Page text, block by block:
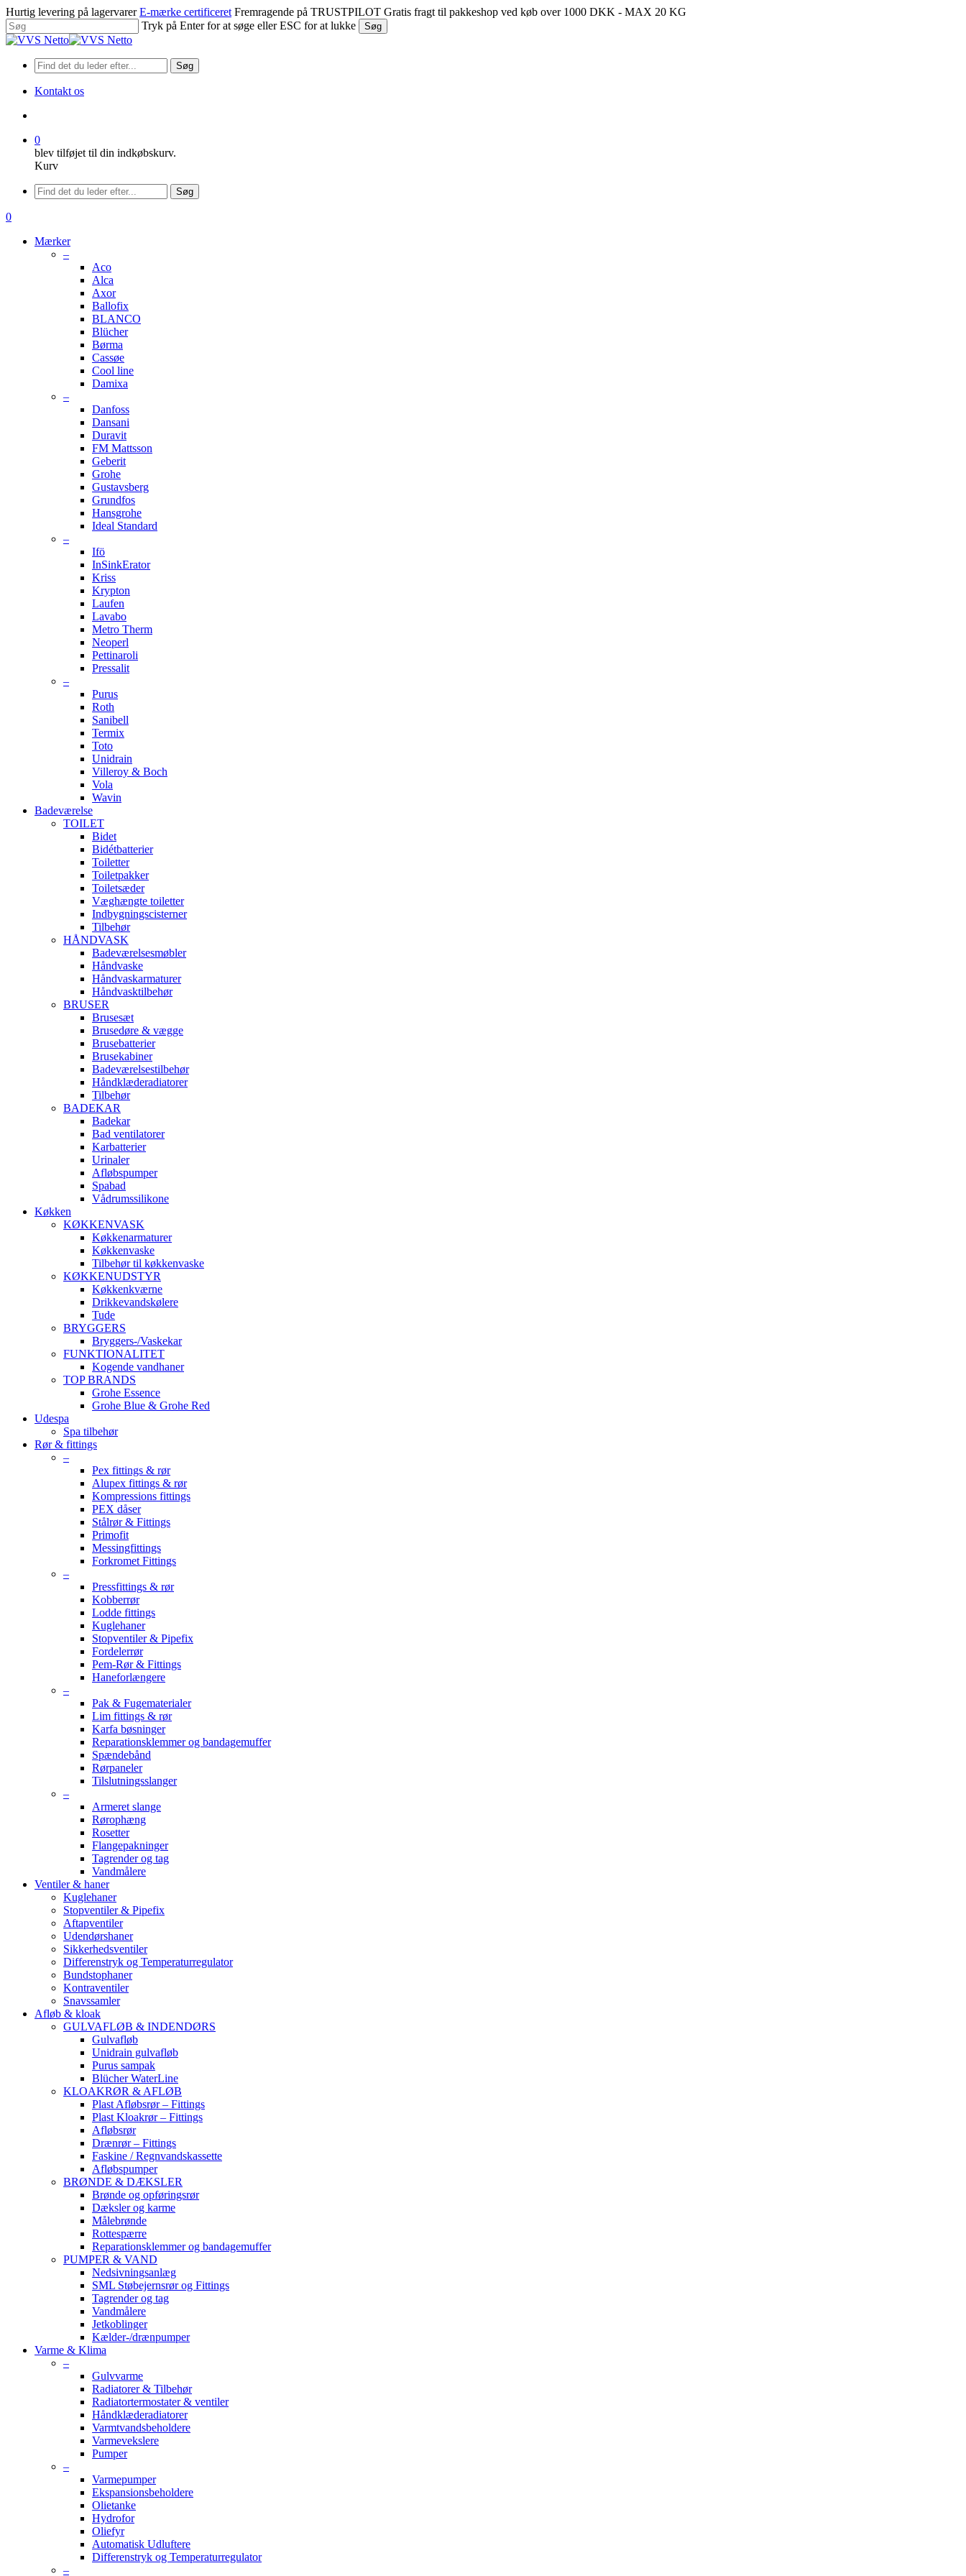
Spring
til
hovedindhold
Hurtig levering på lagervarer E-mærke certificeret Fremragende på TRUSTPILOT Gratis fragt til pakkeshop ved køb over 1000 DKK - MAX 20 KG
Tryk på Enter for at søge eller ESC for at lukke
Søg
Luk
Søg
Kontakt os
0
blev tilføjet til din indkøbskurv.
Kurv
Menu
Søg
søge
0
Mærker
–
Aco
Alca
Axor
Ballofix
BLANCO
Blücher
Børma
Cassøe
Cool line
Damixa
–
Danfoss
Dansani
Duravit
FM Mattsson
Geberit
Grohe
Gustavsberg
Grundfos
Hansgrohe
Ideal Standard
–
Ifö
InSinkErator
Kriss
Krypton
Laufen
Lavabo
Metro Therm
Neoperl
Pettinaroli
Pressalit
–
Purus
Roth
Sanibell
Termix
Toto
Unidrain
Villeroy & Boch
Vola
Wavin
Badeværelse
TOILET
Bidet
Bidétbatterier
Toiletter
Toiletpakker
Toiletsæder
Væghængte toiletter
Indbygningscisterner
Tilbehør
HÅNDVASK
Badeværelsesmøbler
Håndvaske
Håndvaskarmaturer
Håndvasktilbehør
BRUSER
Brusesæt
Brusedøre & vægge
Brusebatterier
Brusekabiner
Badeværelsestilbehør
Håndklæderadiatorer
Tilbehør
BADEKAR
Badekar
Bad ventilatorer
Karbatterier
Urinaler
Afløbspumper
Spabad
Vådrumssilikone
Køkken
KØKKENVASK
Køkkenarmaturer
Køkkenvaske
Tilbehør til køkkenvaske
KØKKENUDSTYR
Køkkenkværne
Drikkevandskølere
Tude
BRYGGERS
Bryggers-/Vaskekar
FUNKTIONALITET
Kogende vandhaner
TOP BRANDS
Grohe Essence
Grohe Blue & Grohe Red
Udespa
Spa tilbehør
Rør & fittings
–
Pex fittings & rør
Alupex fittings & rør
Kompressions fittings
PEX dåser
Stålrør & Fittings
Primofit
Messingfittings
Forkromet Fittings
–
Pressfittings & rør
Kobberrør
Lodde fittings
Kuglehaner
Stopventiler & Pipefix
Fordelerrør
Pem-Rør & Fittings
Haneforlængere
–
Pak & Fugematerialer
Lim fittings & rør
Karfa bøsninger
Reparationsklemmer og bandagemuffer
Spændebånd
Rørpaneler
Tilslutningsslanger
–
Armeret slange
Rørophæng
Rosetter
Flangepakninger
Tagrender og tag
Vandmålere
Ventiler & haner
Kuglehaner
Stopventiler & Pipefix
Aftapventiler
Udendørshaner
Sikkerhedsventiler
Differenstryk og Temperaturregulator
Bundstophaner
Kontraventiler
Snavssamler
Afløb & kloak
GULVAFLØB & INDENDØRS
Gulvafløb
Unidrain gulvafløb
Purus sampak
Blücher WaterLine
KLOAKRØR & AFLØB
Plast Afløbsrør – Fittings
Plast Kloakrør – Fittings
Afløbsrør
Drænrør – Fittings
Faskine / Regnvandskassette
Afløbspumper
BRØNDE & DÆKSLER
Brønde og opføringsrør
Dæksler og karme
Målebrønde
Rottespærre
Reparationsklemmer og bandagemuffer
PUMPER & VAND
Nedsivningsanlæg
SML Støbejernsrør og Fittings
Tagrender og tag
Vandmålere
Jetkoblinger
Kælder-/drænpumper
Varme & Klima
–
Gulvvarme
Radiatorer & Tilbehør
Radiatortermostater & ventiler
Håndklæderadiatorer
Varmtvandsbeholdere
Varmevekslere
Pumper
–
Varmepumper
Ekspansionsbeholdere
Olietanke
Hydrofor
Oliefyr
Automatisk Udluftere
Differenstryk og Temperaturregulator
–